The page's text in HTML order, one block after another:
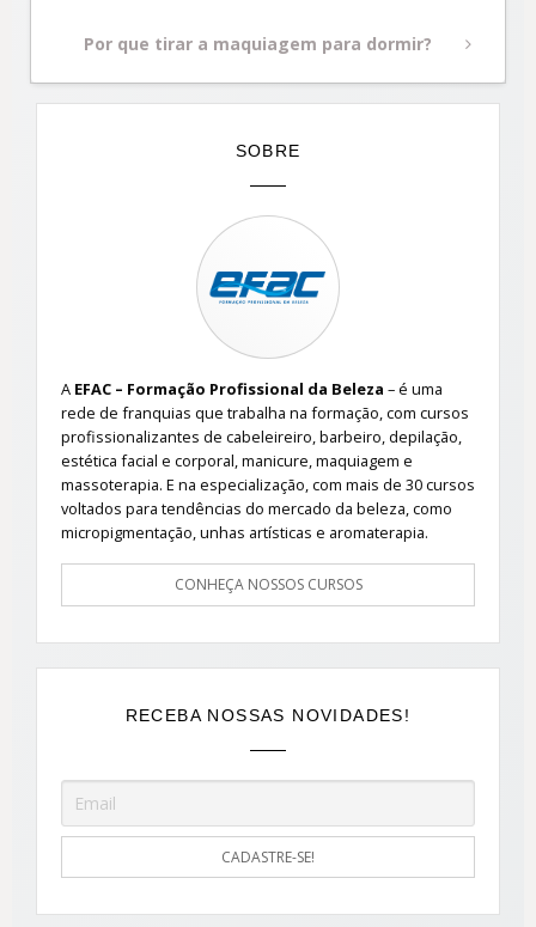
Next
Por que tirar a maquiagem para dormir?
SOBRE
A EFAC – Formação Profissional da Beleza – é uma
rede de franquias que trabalha na formação, com cursos
profissionalizantes de cabeleireiro, barbeiro, depilação,
estética facial e corporal, manicure, maquiagem e
massoterapia. E na especialização, com mais de 30 cursos
voltados para tendências do mercado da beleza, como
micropigmentação, unhas artísticas e aromaterapia.
CONHEÇA NOSSOS CURSOS
RECEBA NOSSAS NOVIDADES!